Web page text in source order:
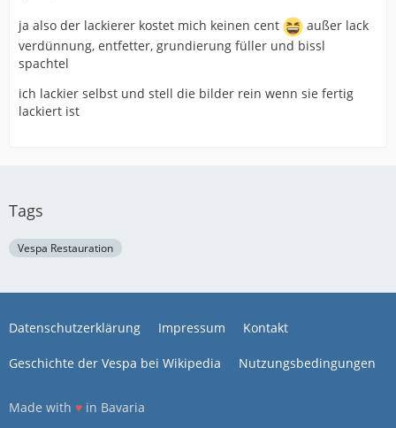
ja also der lackierer kostet mich keinen cent
außer lack
verdünnung, entfetter, grundierung füller und bissl
spachtel
ich lackier selbst und stell die bilder rein wenn sie fertig
lackiert ist
Tags
Vespa Restauration
Datenschutzerklärung Impressum Kontakt
Geschichte der Vespa bei Wikipedia Nutzungsbedingungen
Made with ♥ in Bavaria